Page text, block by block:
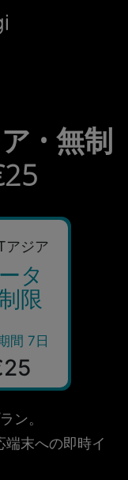
フッター
• 無制
アジア
タ
限
間 7日
ン。
端末への即時イ